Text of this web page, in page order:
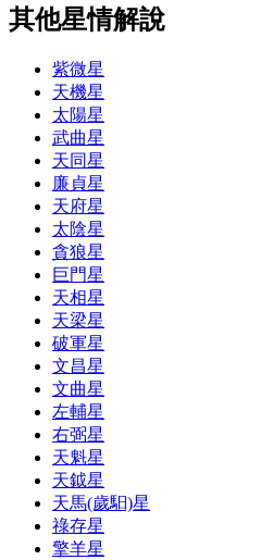
其他星情解說
紫微星
天機星
太陽星
武曲星
天同星
廉貞星
天府星
太陰星
貪狼星
巨門星
天相星
天梁星
破軍星
文昌星
文曲星
左輔星
右弼星
天魁星
天鉞星
天馬(歲馹)星
祿存星
擎羊星